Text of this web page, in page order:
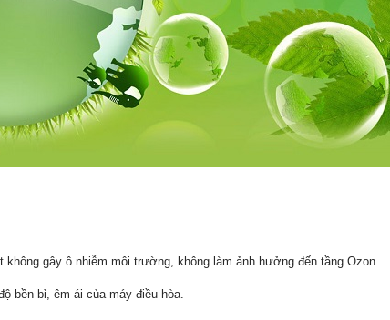
gây ô nhiễm môi trường, không làm ảnh hưởng đến tầng Ozon.
bền bỉ, êm ái của máy điều hòa.